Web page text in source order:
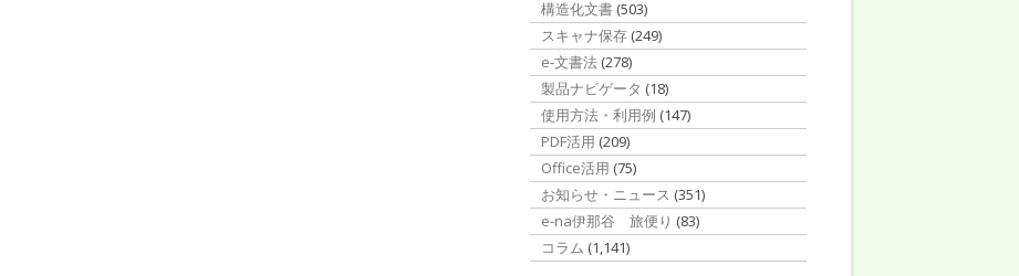
構造化文書 (503)
スキャナ保存 (249)
e-文書法 (278)
製品ナビゲータ (18)
使用方法・利用例 (147)
PDF活用 (209)
Office活用 (75)
お知らせ・ニュース (351)
e-na伊那谷 旅便り (83)
コラム (1,141)